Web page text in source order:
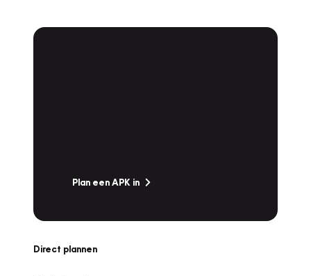
Plan een APK in
Direct plannen